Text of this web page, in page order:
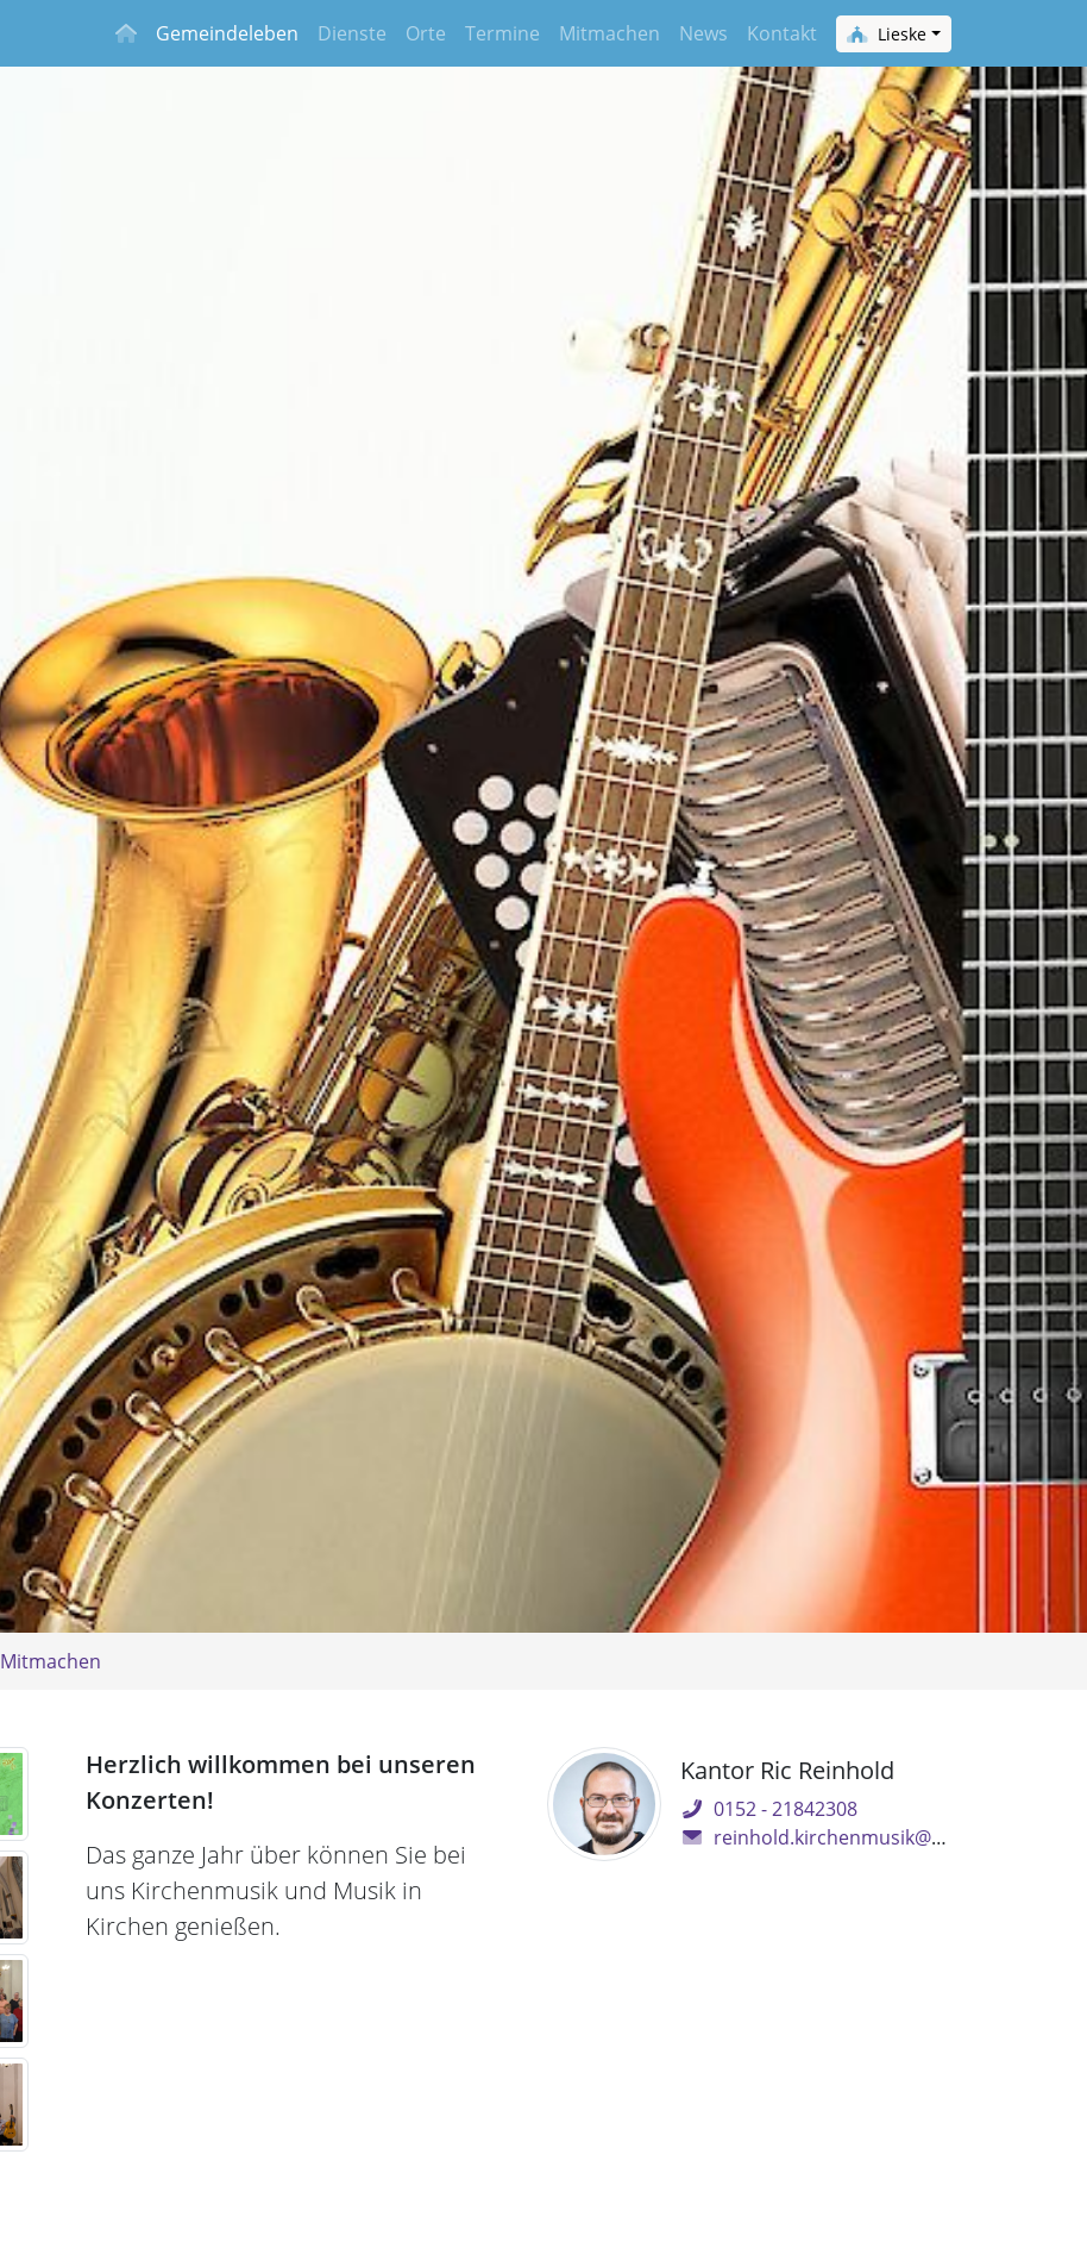
Gemeindeleben Dienste Orte Termine Mitmachen News Kontakt Lieske
Mitmachen
Herzlich willkommen bei unseren
Konzerten!
Das ganze Jahr über können Sie bei
uns Kirchenmusik und Musik in
Kirchen genießen.
Kantor Ric Reinhold
0152 - 21842308
reinhold.kirchenmusik@gmx.de